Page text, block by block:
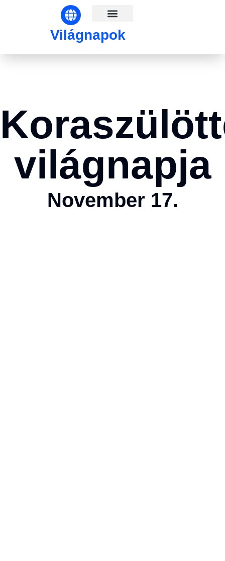
Világnapok
világnapja
November 17.